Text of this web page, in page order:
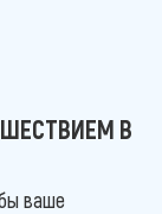
В
ваше